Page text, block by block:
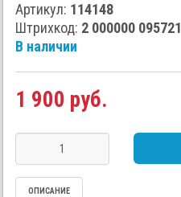
Артикул: 114148
Штрихкод: 2 000000 095721
В наличии
1 900 руб.
ОПИСАНИЕ